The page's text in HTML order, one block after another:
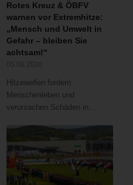
Rotes Kreuz & ÖBFV
warnen vor Extremhitze:
„Mensch und Umwelt in
Gefahr – bleiben Sie
achtsam!“
Hitzewellen fordern
Menschenleben und
verursachen Schäden in…